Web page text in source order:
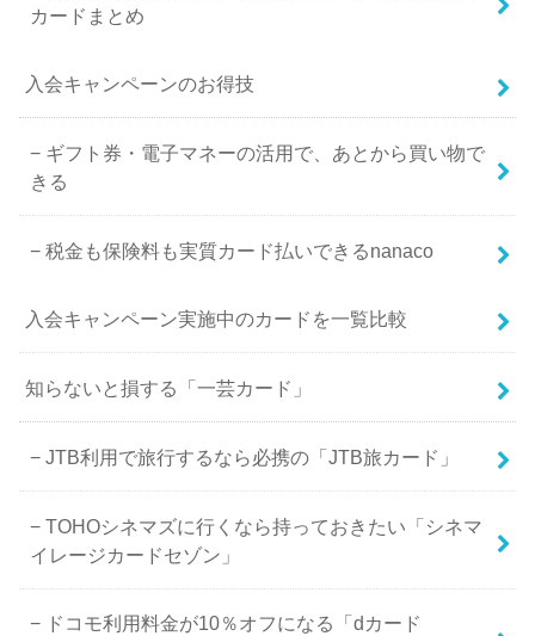
カードまとめ
入会キャンペーンのお得技
ギフト券・電子マネーの活用で、あとから買い物で
きる
税金も保険料も実質カード払いできるnanaco
入会キャンペーン実施中のカードを一覧比較
知らないと損する「一芸カード」
JTB利用で旅行するなら必携の「JTB旅カード」
TOHOシネマズに行くなら持っておきたい「シネマ
イレージカードセゾン」
ドコモ利用料金が10％オフになる「dカード